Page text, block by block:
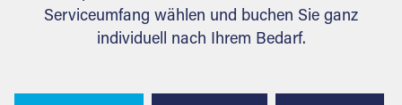
Serviceumfang wählen und buchen Sie ganz
individuell nach Ihrem Bedarf.